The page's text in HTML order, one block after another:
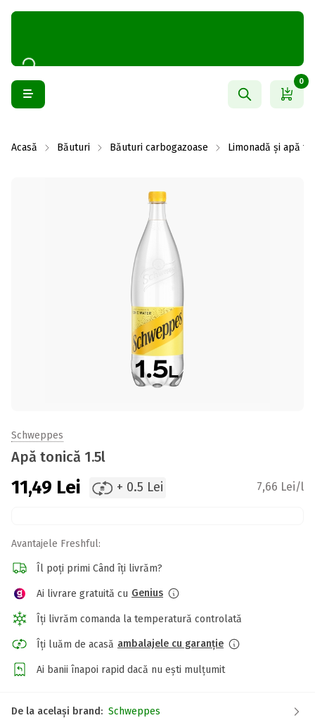
0
Acasă Băuturi Băuturi carbogazoase Limonadă și apă
Schweppes
Apă tonică 1.5l
11,49 Lei + 0.5 Lei 7,66 Lei/l
Avantajele Freshful:
Îl poți primi Când îți livrăm?
Ai livrare gratuită cu Genius
Îți livrăm comanda la temperatură controlată
Îți luăm de acasă ambalajele cu garanție
Ai banii înapoi rapid dacă nu ești mulțumit
De la același brand: Schweppes